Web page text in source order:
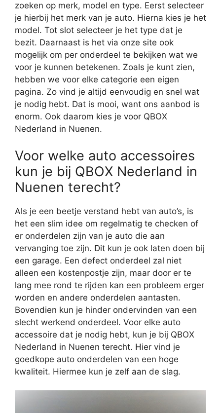
zoeken op merk, model en type. Eerst selecteer
je hierbij het merk van je auto. Hierna kies je het
model. Tot slot selecteer je het type dat je
bezit. Daarnaast is het via onze site ook
mogelijk om per onderdeel te bekijken wat we
voor je kunnen betekenen. Zoals je kunt zien,
hebben we voor elke categorie een eigen
pagina. Zo vind je altijd eenvoudig en snel wat
je nodig hebt. Dat is mooi, want ons aanbod is
enorm. Ook daarom kies je voor QBOX
Nederland in Nuenen.
Voor welke auto accessoires
kun je bij QBOX Nederland in
Nuenen terecht?
Als je een beetje verstand hebt van auto’s, is
het een slim idee om regelmatig te checken of
er onderdelen zijn van je auto die aan
vervanging toe zijn. Dit kun je ook laten doen bij
een garage. Een defect onderdeel zal niet
alleen een kostenpostje zijn, maar door er te
lang mee rond te rijden kan een probleem erger
worden en andere onderdelen aantasten.
Bovendien kun je hinder ondervinden van een
slecht werkend onderdeel. Voor elke auto
accessoire dat je nodig hebt, kun je bij QBOX
Nederland in Nuenen terecht. Hier vind je
goedkope auto onderdelen van een hoge
kwaliteit. Hiermee kun je zelf aan de slag.